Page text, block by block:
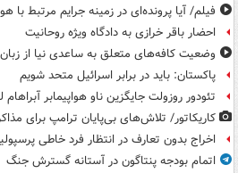
فیلم/ آیا پرونده‌ای در زمینه جرایم مرتبط
احضار باقر خرازی به دادگاه ویژه روحانیت
وضعیت کافه‌های متعلق به ساعدی نیا از
پاکستان: باید در برابر اسرائیل متحد شویم
تئودور روزولت جایگزین ناو هواپیمابر
کاریکاتور/ تلاش‌های بی‌پایان ترامپ برای
اخراج بدون تعارف در انتظار فرد خاطی
اتمام بودجه پنتاگون در آستانه گسترش جنگ